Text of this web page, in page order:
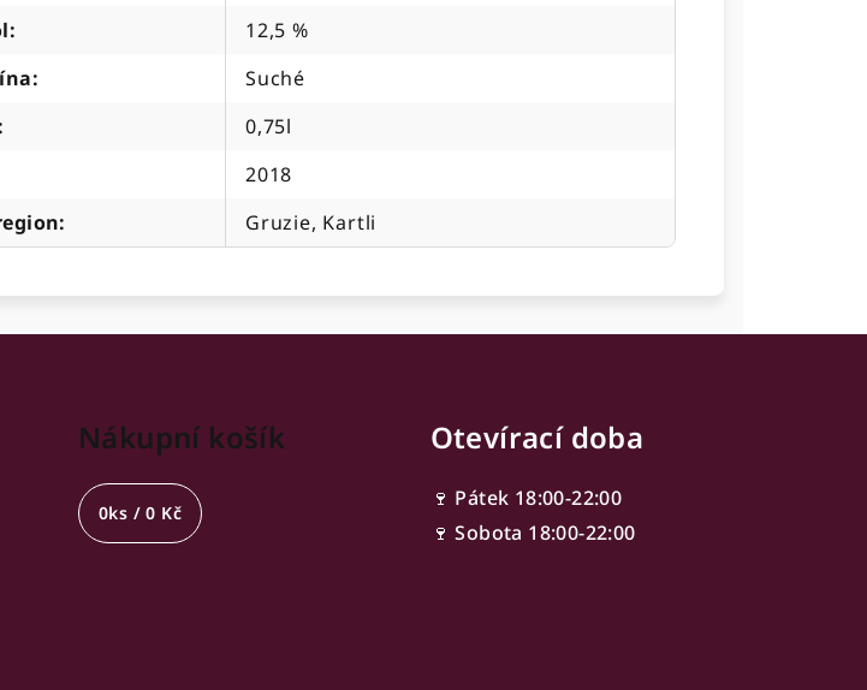
:
12,5 %
:
Suché
:
0,75l
2018
: Gruzie, Kartli
Nákupní košík
0ks /0 Kč
Otevírací doba
🍷 Pátek 18:00-22:00
🍷 Sobota 18:00-22:00